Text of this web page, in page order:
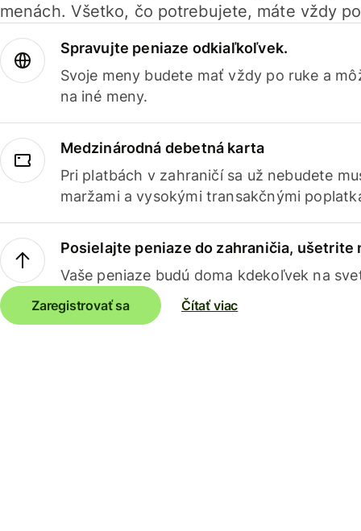
menách. Všetko, čo potrebujete, máte vždy
Spravujte peniaze odkiaľkoľvek.
Svoje meny budete mať vždy po ruke a
na iné meny.
Medzinárodná debetná karta
Pri platbách v zahraničí sa už nebudete
maržami a vysokými transakčnými
Posielajte peniaze do zahraničia, ušetrite
Vaše peniaze budú doma kdekoľvek na
Zaregistrovať sa Čítať viac